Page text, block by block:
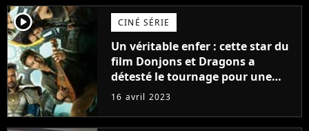
player2 CINÉ SÉRIE
Un véritable enfer : cette star du
film Donjons et Dragons a
détesté le tournage pour une
raison très spéciale
16 avril 2023